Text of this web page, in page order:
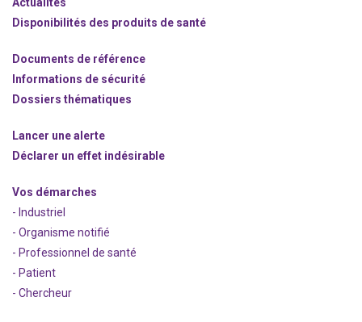
Disponibilités des produits de santé
Documents de référence
Informations de sécurité
Dossiers thématiques
Lancer une alerte
Déclarer un effet indésirable
Vos démarches
- Industriel
- Organisme notifié
- Professionnel de santé
- Patient
- Chercheur